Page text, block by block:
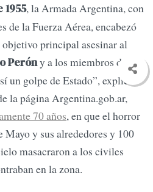
1955, la Armada Argentina, con
de la Fuerza Aérea, encabezó
principal asesinar al
Peróny a los miembros de su
un golpe de Estado”, explica
la página Argentina.gob.ar,
70 años, en que el horror
Mayo y sus alrededores y 100
masacraron a los civiles
en la zona.